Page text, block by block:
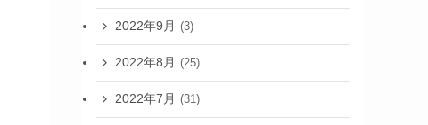
2022年9月 (3)
2022年8月 (25)
2022年7月 (31)